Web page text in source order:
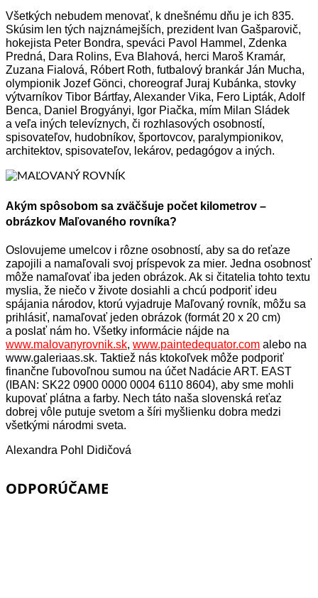
Všetkých nebudem menovať, k dnešnému dňu je ich 835.
Skúsim len tých najznámejších, prezident Ivan Gašparovič,
hokejista Peter Bondra, speváci Pavol Hammel, Zdenka
Predná, Dara Rolins, Eva Blahová, herci Maroš Kramár,
Zuzana Fialová, Róbert Roth, futbalový brankár Ján Mucha,
olympionik Jozef Gönci, choreograf Juraj Kubánka, stovky
výtvarníkov Tibor Bártfay, Alexander Vika, Fero Lipták, Adolf
Benca, Daniel Brogyányi, Igor Piačka, mím Milan Sládek
a veľa iných televíznych, či rozhlasových osobností,
spisovateľov, hudobníkov, športovcov, paralympionikov,
architektov, spisovateľov, lekárov, pedagógov a iných.
Akým spôsobom sa zväčšuje počet kilometrov –
obrázkov Maľovaného rovníka?
Oslovujeme umelcov i rôzne osobností, aby sa do reťaze
zapojili a namaľovali svoj príspevok za mier. Jedna osobnosť
môže namaľovať iba jeden obrázok. Ak si čitatelia tohto textu
myslia, že niečo v živote dosiahli a chcú podporiť ideu
spájania národov, ktorú vyjadruje Maľovaný rovník, môžu sa
prihlásiť, namaľovať jeden obrázok (formát 20 x 20 cm)
a poslať nám ho. Všetky informácie nájde na
www.malovanyrovnik.sk, www.paintedequator.com alebo na
www.galeriaas.sk. Taktiež nás ktokoľvek môže podporiť
finančne ľubovoľnou sumou na účet Nadácie ART. EAST
(IBAN: SK22 0900 0000 0004 6110 8604), aby sme mohli
kupovať plátna a farby. Nech táto naša slovenská reťaz
dobrej vôle putuje svetom a šíri myšlienku dobra medzi
všetkými národmi sveta.
Alexandra Pohl Didičová
ODPORÚČAME